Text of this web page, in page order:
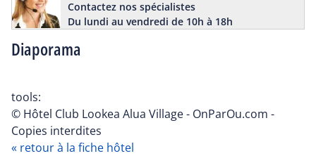
Diaporama
Contactez nos spécialistes
Du lundi au vendredi de 10h à 18h
tools:
© Hôtel Club Lookea Alua Village - OnParOu.com -
Copies interdites
« retour à la fiche hôtel